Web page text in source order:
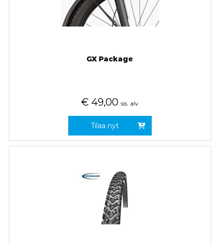
GX Package
€ 49,00 sis. alv
Tilaa nyt